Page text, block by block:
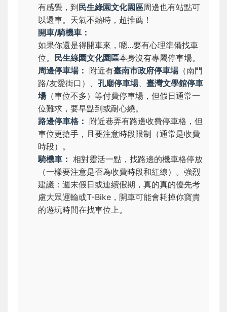
有感覺，到民生綠園文化園區周邊也有站點可
以還車。天氣不熱時，超推薦！
開車/騎機車：
如果你還是得開車來，嗯...要有心理準備找車
位。 民生綠園文化園區本身沒有專屬停車場。
周邊停車場： 附近有臺南市政府停車場（南門
路/友愛街口）、 孔廟停車場、 臺灣文學館停車
場（車位不多）等付費停車場，但假日通常一
位難求，要早點到或耐心繞。
路邊停車格： 附近巷弄有路邊收費停車格，但
車位更搶手，且要注意時段限制（通常是收費
時段）。
騎機車： 相對靈活一點，找路邊的機車格停放
（一樣要注意是否為收費時段和紅線）。 強烈
建議：週末假日或連續假期，真的真的優先考
慮大眾運輸或T-Bike，開車可能會耗掉你寶貴
的遊玩時間在找車位上。